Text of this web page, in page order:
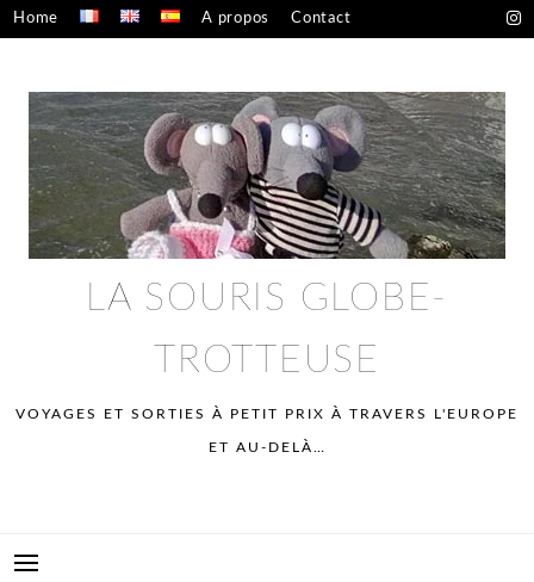
Skip
to
Home A propos Contact
LA SOURIS GLOBE-
TROTTEUSE
VOYAGES ET SORTIES À PETIT PRIX À TRAVERS L'EUROPE
ET AU-DELÀ…